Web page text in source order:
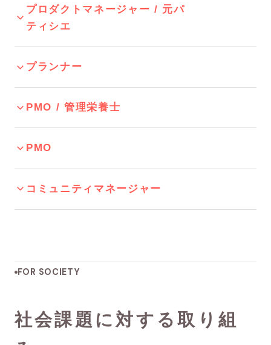
プロダクトマネージャー / 元パ
ティシエ
プランナー
PMO / 管理栄養士
PMO
コミュニティマネージャー
FOR SOCIETY
社会課題に対する取り組